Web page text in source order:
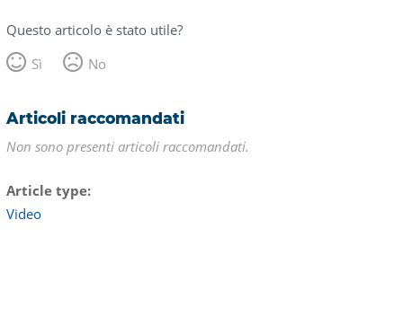
Questo articolo è stato utile?
Sì
No
Articoli raccomandati
Non sono presenti articoli raccomandati.
Article type
Video